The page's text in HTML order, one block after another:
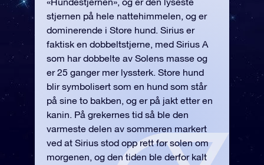
stjernen på hele nattehimmelen, og er
dominerende i Store hund. Sirius er
faktisk en dobbeltstjerne, med Sirius A
som har dobbelte av Solens masse og
er 25 ganger mer lyssterk. Store hund
blir symbolisert som en hund som står
på sine to bakben, og er på jakt etter en
kanin. På grekernes tid så ble den
varmeste delen av sommeren markert
ved at Sirius stod opp rett før solen om
morgenen, og den tiden ble derfor kalt